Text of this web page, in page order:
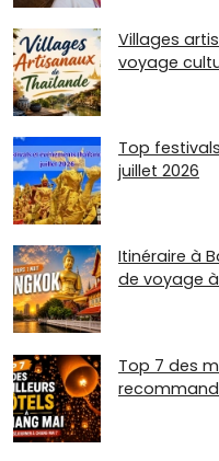
Villages
voyage
Top
juillet 2026
Itinéraire à
de voyage
Top 7 des